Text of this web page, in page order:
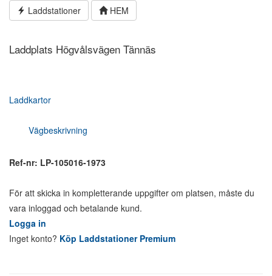
Hoppa Laddstationer HEM
Laddplats Högvålsvägen Tännäs
Laddkartor
Vägbeskrivning
Ref-nr: LP-105016-1973
För att skicka in kompletterande uppgifter om platsen, måste du
vara inloggad och betalande kund.
Logga in
Inget konto? Köp Laddstationer Premium